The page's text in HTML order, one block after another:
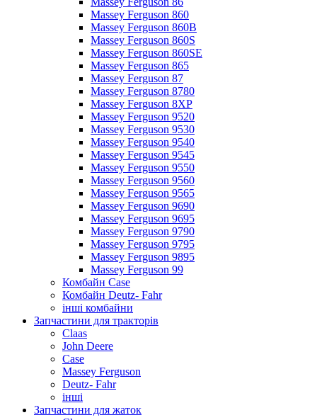
Massey Ferguson 860
Massey Ferguson 860B
Massey Ferguson 860S
Massey Ferguson 860SE
Massey Ferguson 865
Massey Ferguson 87
Massey Ferguson 8780
Massey Ferguson 8XP
Massey Ferguson 9520
Massey Ferguson 9530
Massey Ferguson 9540
Massey Ferguson 9545
Massey Ferguson 9550
Massey Ferguson 9560
Massey Ferguson 9565
Massey Ferguson 9690
Massey Ferguson 9695
Massey Ferguson 9790
Massey Ferguson 9795
Massey Ferguson 9895
Massey Ferguson 99
Комбайн Case
Комбайн Deutz- Fahr
інші комбайни
Запчастини для тракторів
Claas
John Deere
Case
Massey Ferguson
Deutz- Fahr
інші
Запчастини для жаток